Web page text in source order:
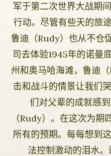
军于第二次世界大战期
行动。尽管有些天的旅
鲁迪（Rudy）也从不仓
司去体验1945年的诺曼
州和奥马哈海滩，鲁迪
击和战斗的情景让我们
们对父辈的成就感
（Rudy）。在这次为期
所有的预期。每每想到
法控制激动的泪水